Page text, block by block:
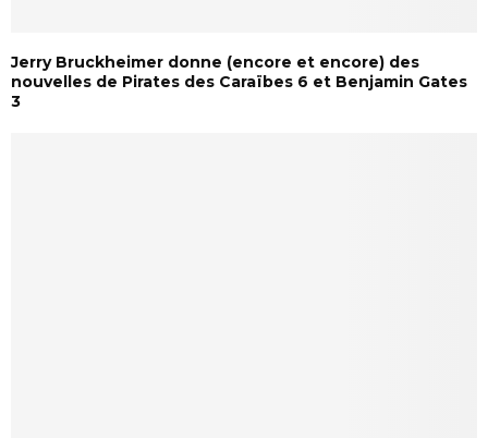
Jerry Bruckheimer donne (encore et encore) des
nouvelles de Pirates des Caraïbes 6 et Benjamin Gates
3